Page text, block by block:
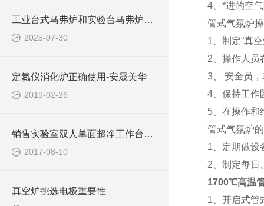
工业台式马弗炉和实验台马弗炉哪个更耐用
2025-07-30
定氮仪消化炉正确使用-安晟美华
2019-02-26
销售实验室双人单面超净工作台SW-CJ-2FD
2017-08-10
真空炉挑选电极重要性
4、*进的空
管式气氛炉
1、制定“真
2、操作人员
3、 安全员
4、保持工作
5、在操作和
管式气氛炉
1、定期做设
2、制定每日
1700℃高温
1、 开启式管